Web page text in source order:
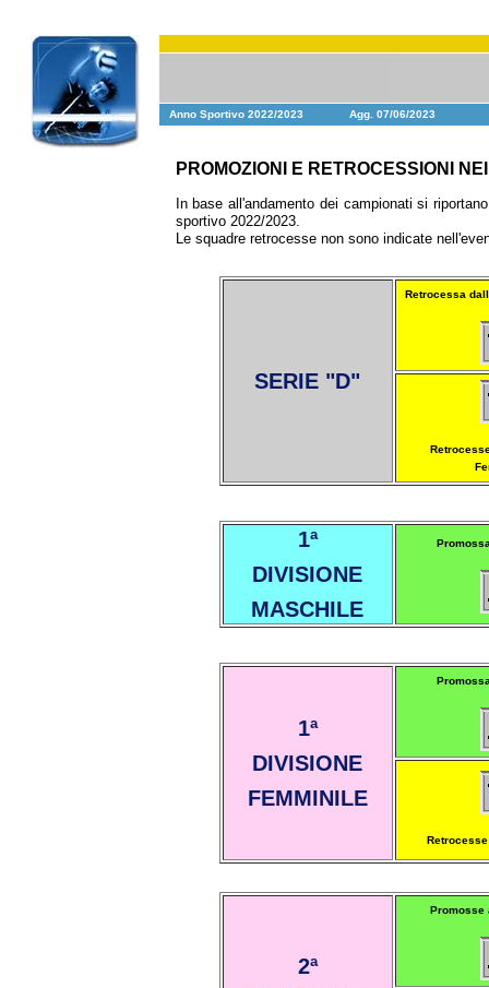
Anno Sportivo 2022/2023 Agg. 07/06/2023
PROMOZIONI E RETROCESSIONI
In base all'andamento dei campionati si
sportivo 2022/2023.
Le squadre retrocesse non sono indicate
SERIE "D"
Retrocessa
1ª
DIVISIONE
MASCHILE
1ª
DIVISIONE
FEMMINILE
2ª
Promosse